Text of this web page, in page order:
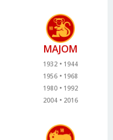
MAJOM
1932
1944
1956
1968
1980
1992
2004
2016